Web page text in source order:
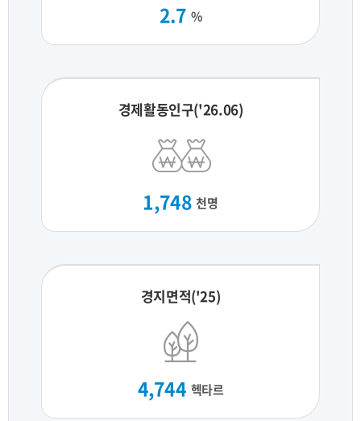
2.7 %
경제활동인구('26.06)
1,748 천명
경지면적('25)
4,744 헥타르